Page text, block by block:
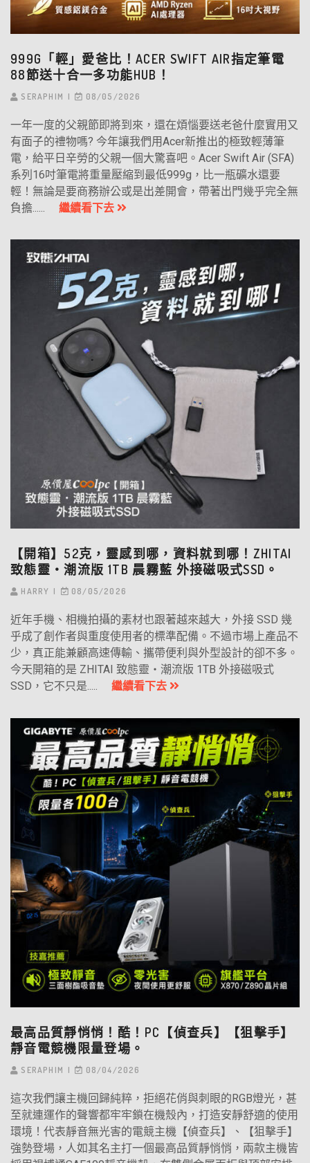
999G「輕」愛爸比！ACER SWIFT AIR指定筆電
88節送十合一多功能HUB！
SERAPHIM 08/05/2026
一年一度的父親節即將到來，還在煩惱要送老爸什麼實用又
有面子的禮物嗎? 今年讓我們用Acer新推出的極致輕薄筆
電，給平日辛勞的父親一個大驚喜吧。Acer Swift Air (SFA)
系列16吋筆電將重量壓縮到最低999g，比一瓶礦水還要
輕！無論是要商務辦公或是出差開會，帶著出門幾乎完全無
負擔...... 繼續看下去
【開箱】52克，靈感到哪，資料就到哪！ZHITAI
致態靈‧潮流版 1TB 晨霧藍 外接磁吸式SSD。
HARRY 08/05/2026
近年手機、相機拍攝的素材也跟著越來越大，外接 SSD 幾
乎成了創作者與重度使用者的標準配備。不過市場上產品不
少，真正能兼顧高速傳輸、攜帶便利與外型設計的卻不多。
今天開箱的是 ZHITAI 致態靈・潮流版 1TB 外接磁吸式
SSD，它不只是..... 繼續看下去
最高品質靜悄悄！酷！PC【偵查兵】【狙擊手】
靜音電競機限量登場。
SERAPHIM 08/04/2026
這次我們讓主機回歸純粹，拒絕花俏與刺眼的RGB燈光，甚
至就連運作的聲響都牢牢鎖在機殼內，打造安靜舒適的使用
環境！代表靜音無光害的電競主機【偵查兵】、【狙擊手】
強勢登場，人如其名主打一個最高品質靜悄悄，兩款主機皆